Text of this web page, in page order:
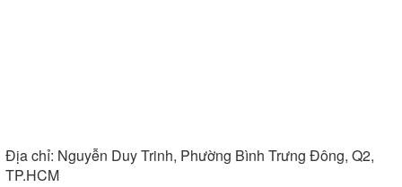
Địa chỉ: Nguyễn Duy Trinh, Phường Bình Trưng Đông, Q2,
TP.HCM